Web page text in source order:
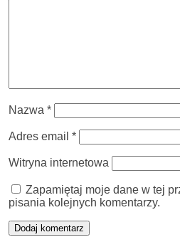
Nazwa *
Adres email *
Witryna internetowa
Zapamiętaj moje dane w tej
pisania kolejnych komentarzy.